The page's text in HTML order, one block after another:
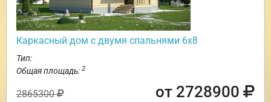
Каркасный дом с двумя спальнями 6х8
Тип:
Общая площадь: 2
2865300 от 2728900